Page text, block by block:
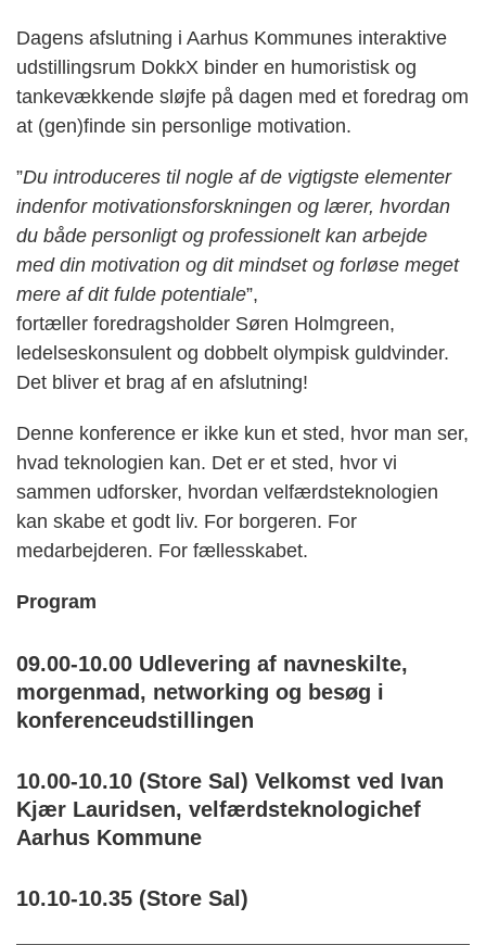
Dagens afslutning i Aarhus Kommunes interaktive
udstillingsrum DokkX binder en humoristisk og
tankevækkende sløjfe på dagen med et foredrag om
at (gen)finde sin personlige motivation.
”Du introduceres til nogle af de vigtigste elementer
indenfor motivationsforskningen og lærer, hvordan
du både personligt og professionelt kan arbejde
med din motivation og dit mindset og forløse meget
mere af dit fulde potentiale”,
fortæller foredragsholder Søren Holmgreen,
ledelseskonsulent og dobbelt olympisk guldvinder.
Det bliver et brag af en afslutning!
Denne konference er ikke kun et sted, hvor man ser,
hvad teknologien kan. Det er et sted, hvor vi
sammen udforsker, hvordan velfærdsteknologien
kan skabe et godt liv. For borgeren. For
medarbejderen. For fællesskabet.
Program
09.00-10.00 Udlevering af navneskilte,
morgenmad, networking og besøg i
konferenceudstillingen
10.00-10.10 (Store Sal) Velkomst ved Ivan
Kjær Lauridsen, velfærdsteknologichef
Aarhus Kommune
10.10-10.35 (Store Sal)